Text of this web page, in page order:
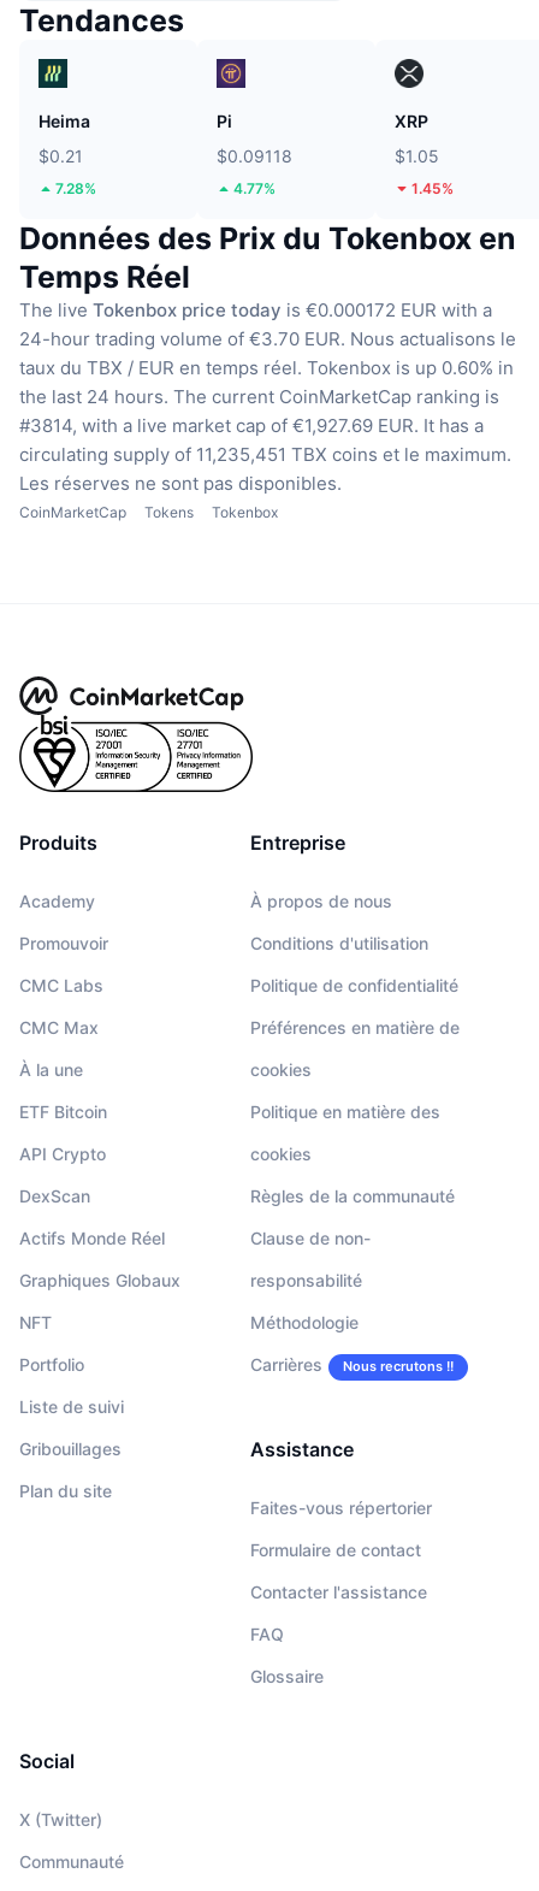
Tendances
Heima
$0.21
7.28%
Pi
$0.09118
4.77%
XRP
$1.05
1.45%
Données des Prix du Tokenbox en
Temps Réel
The live Tokenbox price today is €0.000172 EUR with a
24-hour trading volume of €3.70 EUR. Nous actualisons le
taux du TBX / EUR en temps réel. Tokenbox is up 0.60% in
the last 24 hours. The current CoinMarketCap ranking is
#3814, with a live market cap of €1,927.69 EUR. It has a
circulating supply of 11,235,451 TBX coins et le maximum.
Les réserves ne sont pas disponibles.
CoinMarketCap Tokens Tokenbox
Produits
Academy
Promouvoir
CMC Labs
CMC Max
À la une
ETF Bitcoin
API Crypto
DexScan
Actifs Monde Réel
Graphiques Globaux
NFT
Portfolio
Liste de suivi
Gribouillages
Plan du site
Entreprise
À propos de nous
Conditions d'utilisation
Politique de confidentialité
Préférences en matière de
cookies
Politique en matière des
cookies
Règles de la communauté
Clause de non-
responsabilité
Méthodologie
Carrières Nous recrutons !!
Assistance
Faites-vous répertorier
Formulaire de contact
Contacter l'assistance
FAQ
Glossaire
Social
X (Twitter)
Communauté